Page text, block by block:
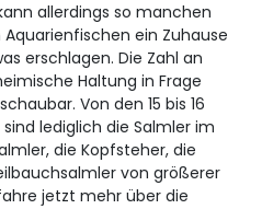
allerdings so manchen
ein Zuhause
erschlagen. Die Zahl an
Haltung in Frage
Von den 15 bis 16
lediglich die Salmler im
die Kopfsteher, die
von größerer
jetzt mehr über die